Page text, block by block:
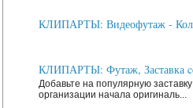
КЛИПАРТЫ: Видеофутаж -
КЛИПАРТЫ: Футаж, Заставка
Добавьте на популярную
организации начала оригиналь...